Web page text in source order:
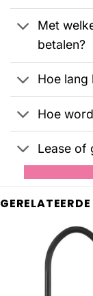
Met
betalen?
Hoe lang
Hoe
Lease of